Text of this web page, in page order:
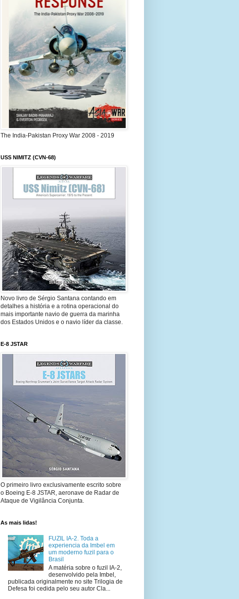
The India-Pakistan Proxy War 2008 - 2019
USS NIMITZ (CVN-68)
Novo livro de Sérgio Santana contando em
detalhes a história e a rotina operacional do
mais importante navio de guerra da marinha
dos Estados Unidos e o navio líder da classe.
E-8 JSTAR
O primeiro livro exclusivamente escrito sobre
o Boeing E-8 JSTAR, aeronave de Radar de
Ataque de Vigilância Conjunta.
As mais lidas!
FUZIL IA-2. Toda a
experiencia da Imbel em
um moderno fuzil para o
Brasil
A matéria sobre o fuzil IA-2,
desenvolvido pela Imbel,
publicada originalmente no site Trilogia de
Defesa foi cedida pelo seu autor Cla...